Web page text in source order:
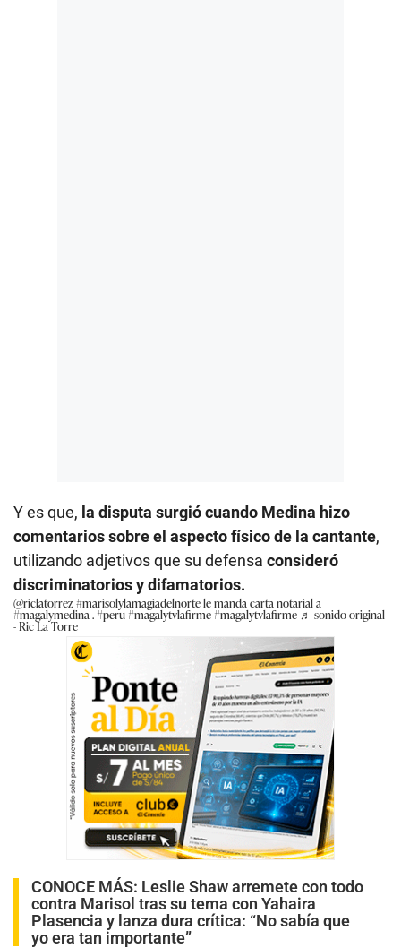
Y es que, la disputa surgió cuando Medina hizo
comentarios sobre el aspecto físico de la cantante,
utilizando adjetivos que su defensa consideró
discriminatorios y difamatorios.
@riclatorrez#marisolylamagiadelnortele manda carta notarial a
#magalymedina .#peru#magalytvlafirme#magalytvlafirme ♬ sonido original
- Ric La Torre
CONOCE MÁS: Leslie Shaw arremete con todo
contra Marisol tras su tema con Yahaira
Plasencia y lanza dura crítica: “No sabía que
yo era tan importante”